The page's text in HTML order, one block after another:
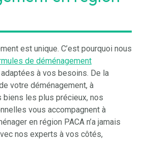
est unique. C’est pourquoi nous
de déménagement
à vos besoins. De la
votre déménagement, à
biens les plus précieux, nos
vous accompagnent à
en région PACA n’a jamais
nos experts à vos côtés,